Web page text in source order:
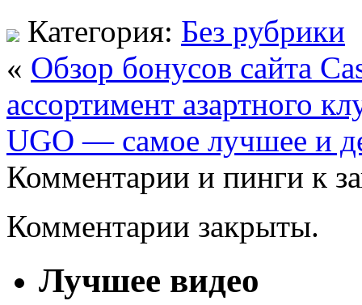
Категория: Без рубрики
« Обзор бонусов сайта
ассортимент азартного
UGO — cамое лучшее и
Комментарии и пинги к
Комментарии закрыты.
Лучшее видео